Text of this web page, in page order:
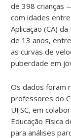
de 398 crianças
com idades
Aplicação (CA)
de 13 anos,
as curvas de
puberdade em
Os dados foram
professores do
UFSC, em
Educação Física
para análises